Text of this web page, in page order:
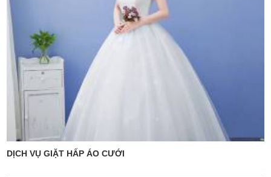
DỊCH VỤ GIẶT HẤP ÁO CƯỚI